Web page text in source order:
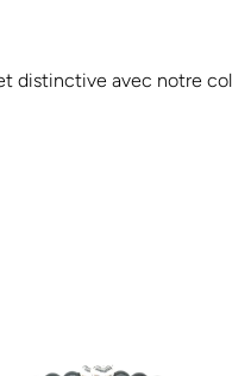
distinctive avec notre